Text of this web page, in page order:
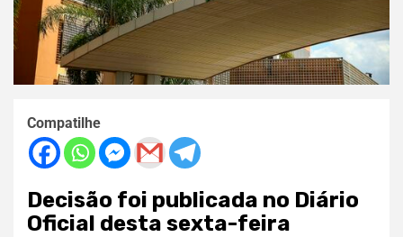
Compatilhe
Decisão foi publicada no Diário
Oficial desta sexta-feira